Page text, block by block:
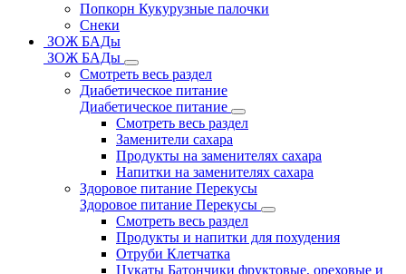
Попкорн Кукурузные палочки
Снеки
ЗОЖ БАДы
ЗОЖ БАДы
Смотреть весь раздел
Диабетическое питание
Диабетическое питание
Смотреть весь раздел
Заменители сахара
Продукты на заменителях сахара
Напитки на заменителях сахара
Здоровое питание Перекусы
Здоровое питание Перекусы
Смотреть весь раздел
Продукты и напитки для похудения
Отруби Клетчатка
Цукаты Батончики фруктовые, ореховые и